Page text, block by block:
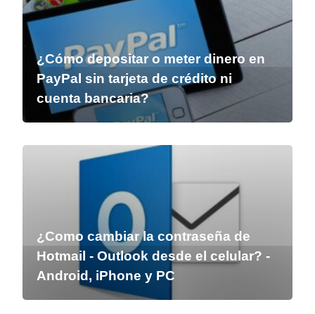
¿Cómo depositar o meter dinero en
PayPal sin tarjeta de crédito ni
cuenta bancaria?
¿Como cambiar la contraseña de
Hotmail - Outlook desde el celular? -
Android, iPhone y PC